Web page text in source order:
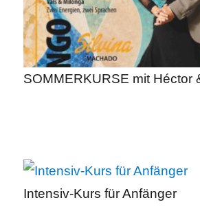
SOMMERKURSE mit Héctor
Intensiv-Kurs für Anfänger